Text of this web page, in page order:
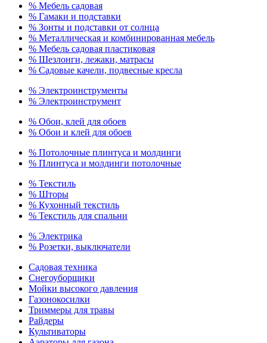
% Мебель садовая
% Гамаки и подставки
% Зонты и подставки от солнца
% Металлическая и комбинированная мебель
% Мебель садовая пластиковая
% Шезлонги, лежаки, матрасы
% Садовые качели, подвесные кресла
% Электроинструменты
% Электроинструмент
% Обои, клей для обоев
% Обои и клей для обоев
% Потолочные плинтуса и молдинги
% Плинтуса и молдинги потолочные
% Текстиль
% Шторы
% Кухонный текстиль
% Текстиль для спальни
% Электрика
% Розетки, выключатели
Садовая техника
Снегоуборщики
Мойки высокого давления
Газонокосилки
Триммеры для травы
Райдеры
Культиваторы